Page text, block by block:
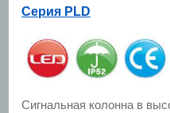
Серия PLD
Сигнальная колонна в